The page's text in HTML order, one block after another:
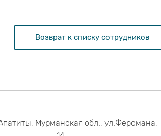
Возврат к списку сотрудников
Мурманская обл., ул.Ферсмана,